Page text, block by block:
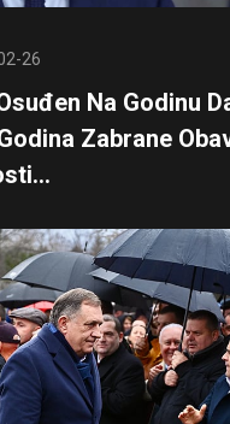
26
Na Godinu
Zabrane